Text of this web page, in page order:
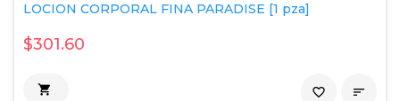
LOCION CORPORAL FINA PARADISE [1 pza]
$301.60
 
favorite_border